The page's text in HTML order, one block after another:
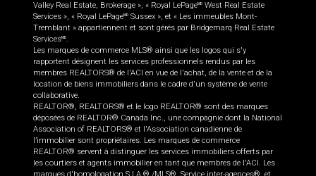
Valley Real Estate, Brokerage », « Royal LePageMD West Real Estate
Services », « Royal LePageMD Sussex », et « Les immeubles Mont-
Tremblant » appartiennent et sont gérés par Bridgemarq Real Estate
ServicesMD.
Les marques de commerce MLS® ainsi que les logos qui s'y
rapportent désignent les services professionnels rendus par les
membres REALTORS® de l'ACI en vue de l'achat, de la vente et de la
location de biens immobiliers dans le cadre d'un système de vente
collaborative.
REALTOR®, REALTORS® et le logo REALTOR® sont des marques
déposées de REALTOR® Canada Inc., une compagnie dont la National
Association of REALTORS® et l'Association canadienne de
l’immobilier sont propriétaires. Les marques de commerce
REALTOR® servent à distinguer les services immobiliers offerts par
les courtiers et agents immobilier en tant que membres de l'ACI. Les